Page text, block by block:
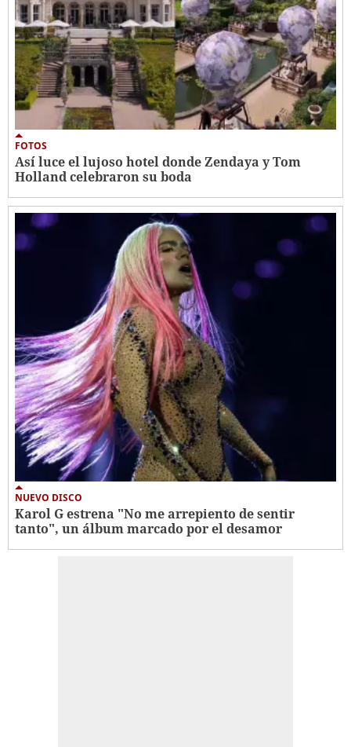
FOTOS
Así luce el lujoso hotel donde Zendaya y Tom
Holland celebraron su boda
NUEVO DISCO
Karol G estrena "No me arrepiento de sentir
tanto", un álbum marcado por el desamor